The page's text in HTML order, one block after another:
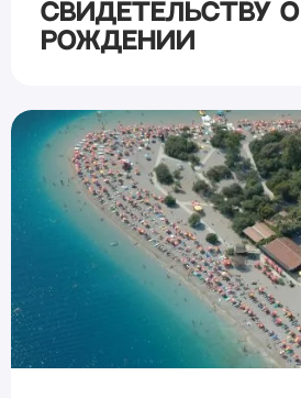
свидетельству о
рождении